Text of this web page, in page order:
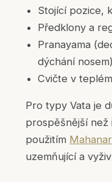
Stojící pozice,
Předklony a
Pranayama
dýchání
Cvičte v
Pro typy Vata je
prospěšnější než
použitím
uzemňující a